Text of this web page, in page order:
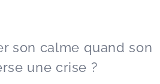
son calme quand son
une crise ?